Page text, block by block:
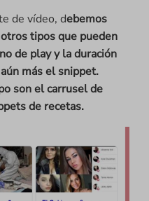
de vídeo, debemos
tipos que pueden
de play y la duración
más el snippet.
son el carrusel de
de recetas.